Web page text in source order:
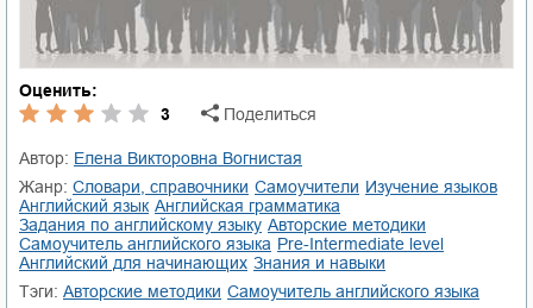
Оценить:
3
Поделиться
Автор:
Елена Викторовна Вогнистая
Жанр:
словари, справочники самоучители
изучение языков
английский язык
английская грамматика
задания по английскому языку
авторские методики
самоучитель английского языка
Pre-Intermediate level
английский для начинающих
знания и навыки
Тэги:
авторские методики
самоучитель английского языка